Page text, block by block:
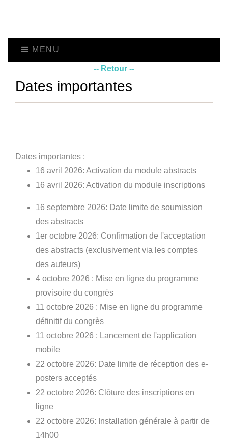
MENU
-- Retour --
Dates importantes
Dates importantes :
16 avril 2026: Activation du module abstracts
16 avril 2026: Activation du module inscriptions
16 septembre 2026: Date limite de soumission
des abstracts
1er octobre 2026: Confirmation de l'acceptation
des abstracts (exclusivement via les comptes
des auteurs)
4 octobre 2026 : Mise en ligne du programme
provisoire du congrès
11 octobre 2026 : Mise en ligne du programme
définitif du congrès
11 octobre 2026 : Lancement de l'application
mobile
22 octobre 2026: Date limite de réception des e-
posters acceptés
22 octobre 2026: Clôture des inscriptions en
ligne
22 octobre 2026: Installation générale à partir de
14h00